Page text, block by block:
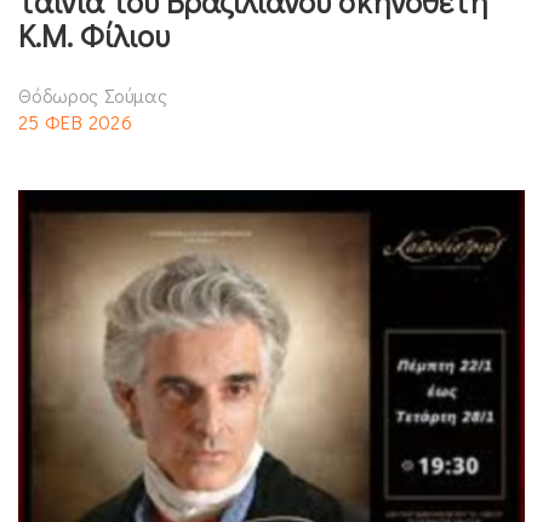
Κ.Μ. Φίλιου
Θόδωρος Σούμας
25 ΦΕΒ 2026